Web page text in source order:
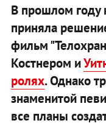
В прошлом году
приняла
фильм
Костнером и
ролях. Однако
знаменитой
все планы